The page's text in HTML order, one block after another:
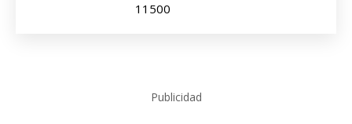
11500
Publicidad